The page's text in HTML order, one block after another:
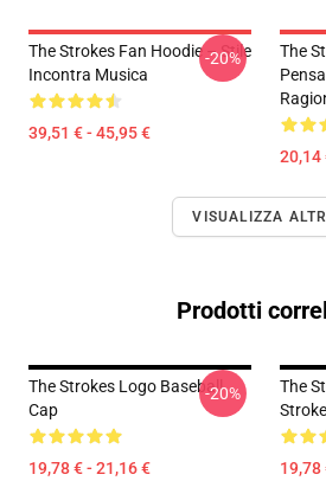
The Strokes Fan Hoodie – Stile
Incontra Musica
39,51 € - 45,95 €
-20%
The
20,14
VISUALIZZA
Prodotti
The Strokes Logo Baseball
Cap
19,78 € - 21,16 €
-20%
The
19,78